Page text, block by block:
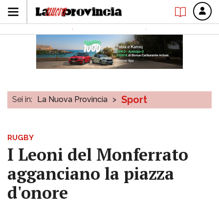
Sei in: La Nuova Provincia > Sport
RUGBY
I Leoni del Monferrato
agganciano la piazza
d'onore